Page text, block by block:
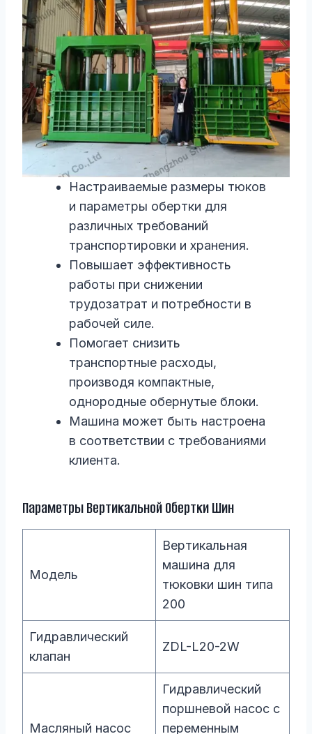
Настраиваемые размеры тюков
и параметры обертки для
различных требований
транспортировки и хранения.
Повышает эффективность
работы при снижении
трудозатрат и потребности в
рабочей силе.
Помогает снизить
транспортные расходы,
производя компактные,
однородные обернутые блоки.
Машина может быть настроена
в соответствии с требованиями
клиента.
Параметры Вертикальной Обертки Шин
Модель
Вертикальная
машина для
тюковки шин типа
200
Гидравлический
клапан
ZDL-L20-2W
Масляный насос
Гидравлический
поршневой насос с
переменным